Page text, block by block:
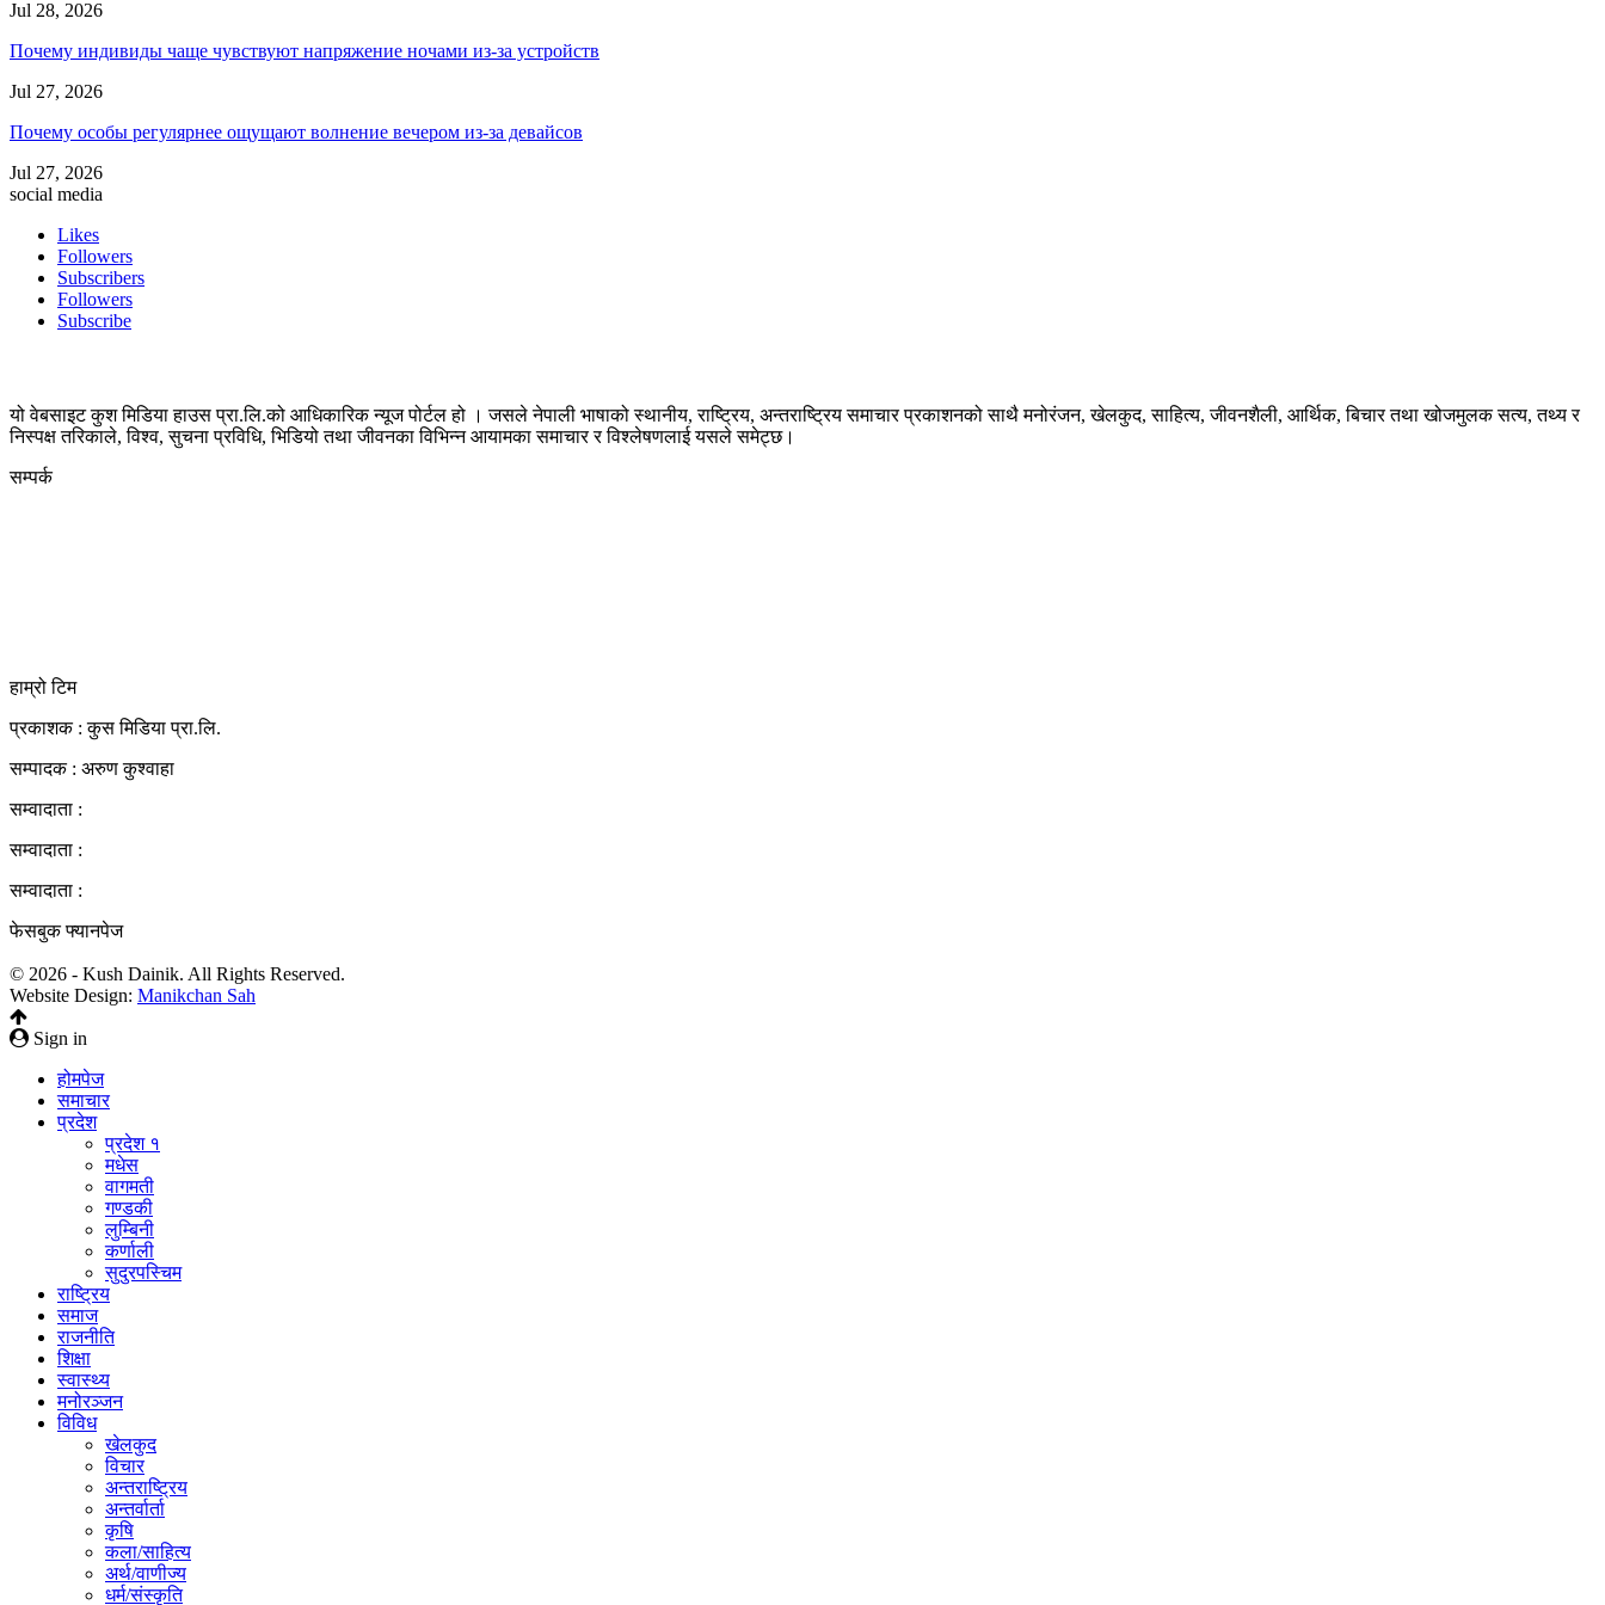
Jul 28, 2026
Почему индивиды чаще чувствуют напряжение ночами из-за устройств
Jul 27, 2026
Почему особы регулярнее ощущают волнение вечером из-за девайсов
Jul 27, 2026
social media
Likes
Followers
Subscribers
Followers
Subscribe
यो वेबसाइट कुश मिडिया हाउस प्रा.लि.को आधिकारिक न्यूज पोर्टल हो । जसले नेपाली भाषाको स्थानीय, राष्ट्रिय, अन्तराष्ट्रिय समाचार प्रकाशनको साथै मनोरंजन, खेलकुद, साहित्य, जीवनशैली, आर्थिक, बिचार तथा खोजमुलक सत्य, तथ्य र
निस्पक्ष तरिकाले, विश्व, सुचना प्रविधि, भिडियो तथा जीवनका विभिन्न आयामका समाचार र विश्लेषणलाई यसले समेट्छ।
सम्पर्क
हाम्रो टिम
प्रकाशक : कुस मिडिया प्रा‍.लि.
सम्पादक : अरुण कुश्वाहा
सम्वादाता :
सम्वादाता :
सम्वादाता :
फेसबुक फ्यानपेज
© 2026 - Kush Dainik. All Rights Reserved.
Website Design: Manikchan Sah
Sign in
होमपेज
समाचार
प्रदेश
प्रदेश १
मधेस
वागमती
गण्डकी
लुम्बिनी
कर्णाली
सुदुरपस्चिम
राष्ट्रिय
समाज
राजनीति
शिक्षा
स्वास्थ्य
मनोरञ्जन
विविध
खेलकुद
विचार
अन्तराष्ट्रिय
अन्तर्वार्ता
कृषि
कला/साहित्य
अर्थ/वाणीज्य
धर्म/संस्कृति